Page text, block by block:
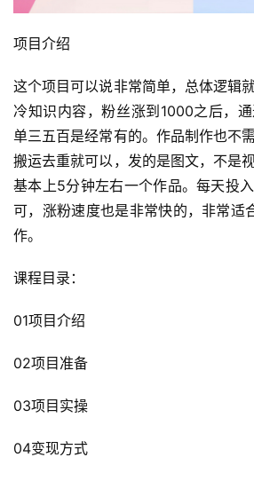
项目介绍
这个项目可以说非常简单，总体逻辑
冷知识内容，粉丝涨到1000之后，
单三五百是经常有的。作品制作也不
搬运去重就可以，发的是图文，不是
基本上5分钟左右一个作品。每天投
可，涨粉速度也是非常快的，非常适
作。
课程目录：
01项目介绍
02项目准备
03项目实操
04变现方式